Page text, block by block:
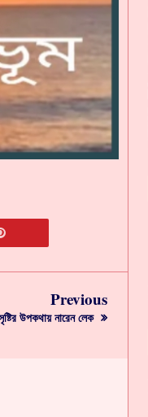
Previous
উপকথায় নারেন লেক